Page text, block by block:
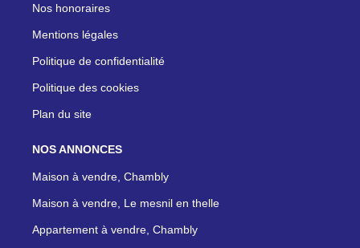
Nos honoraires
Mentions légales
Politique de confidentialité
Politique des cookies
Plan du site
NOS ANNONCES
Maison à vendre, Chambly
Maison à vendre, Le mesnil en thelle
Appartement à vendre, Chambly